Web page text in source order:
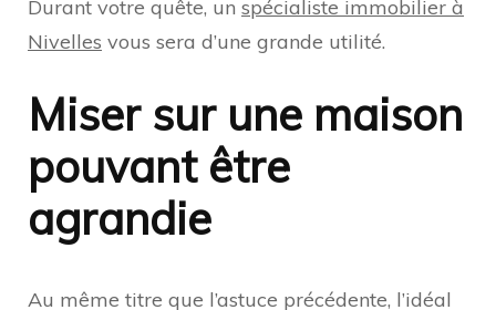
Durant votre quête, un spécialiste immobilier à
Nivelles vous sera d’une grande utilité.
Miser sur une maison
pouvant être
agrandie
Au même titre que l’astuce précédente, l’idéal